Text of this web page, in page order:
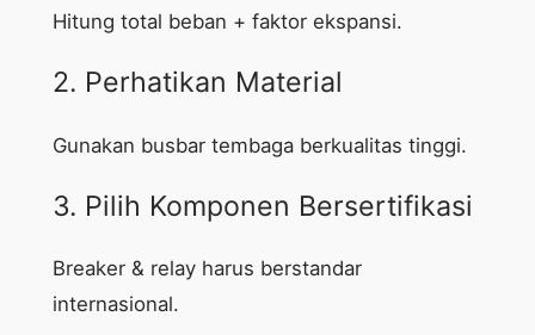
Hitung total beban + faktor ekspansi.
2. Perhatikan Material
Gunakan busbar tembaga berkualitas tinggi.
3. Pilih Komponen Bersertifikasi
Breaker & relay harus berstandar
internasional.